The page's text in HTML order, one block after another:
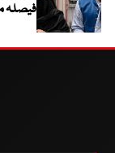
فیصلہ